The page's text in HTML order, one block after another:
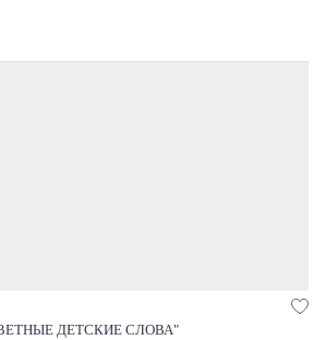
ДЕТСКИЕ СЛОВА"